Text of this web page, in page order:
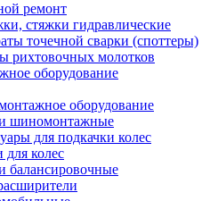
ремонт
стяжки гидравлические
точечной сварки (споттеры)
рихтовочных молотков
оборудование
оборудование
шиномонтажные
для подкачки колес
колес
балансировочные